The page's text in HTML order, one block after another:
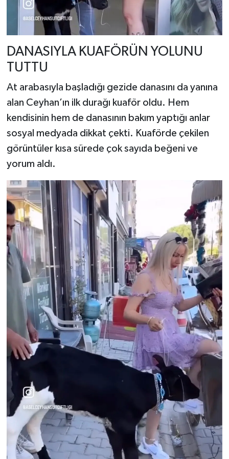
DANASIYLA KUAFÖRÜN YOLUNU
TUTTU
At arabasıyla başladığı gezide danasını da yanına
alan Ceyhan’ın ilk durağı kuaför oldu. Hem
kendisinin hem de danasının bakım yaptığı anlar
sosyal medyada dikkat çekti. Kuaförde çekilen
görüntüler kısa sürede çok sayıda beğeni ve
yorum aldı.